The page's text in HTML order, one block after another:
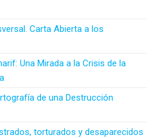
Carta Abierta a los
Una Mirada a la Crisis de la
de una Destrucción
torturados y desaparecidos